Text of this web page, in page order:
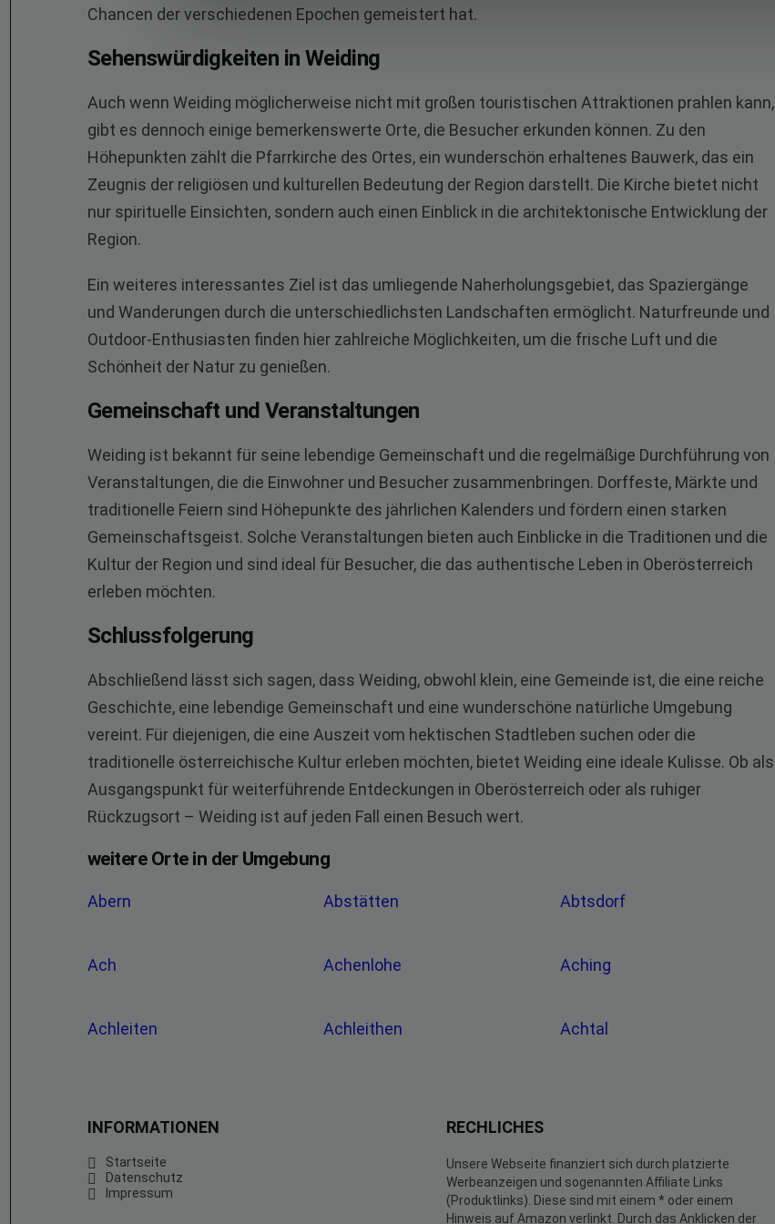
Chancen der verschiedenen Epochen gemeistert hat.
Sehenswürdigkeiten in Weiding
Auch wenn Weiding möglicherweise nicht mit großen touristischen Attraktionen prahlen kann,
gibt es dennoch einige bemerkenswerte Orte, die Besucher erkunden können. Zu den
Höhepunkten zählt die Pfarrkirche des Ortes, ein wunderschön erhaltenes Bauwerk, das ein
Zeugnis der religiösen und kulturellen Bedeutung der Region darstellt. Die Kirche bietet nicht
nur spirituelle Einsichten, sondern auch einen Einblick in die architektonische Entwicklung der
Region.
Ein weiteres interessantes Ziel ist das umliegende Naherholungsgebiet, das Spaziergänge
und Wanderungen durch die unterschiedlichsten Landschaften ermöglicht. Naturfreunde und
Outdoor-Enthusiasten finden hier zahlreiche Möglichkeiten, um die frische Luft und die
Schönheit der Natur zu genießen.
Gemeinschaft und Veranstaltungen
Weiding ist bekannt für seine lebendige Gemeinschaft und die regelmäßige Durchführung von
Veranstaltungen, die die Einwohner und Besucher zusammenbringen. Dorffeste, Märkte und
traditionelle Feiern sind Höhepunkte des jährlichen Kalenders und fördern einen starken
Gemeinschaftsgeist. Solche Veranstaltungen bieten auch Einblicke in die Traditionen und die
Kultur der Region und sind ideal für Besucher, die das authentische Leben in Oberösterreich
erleben möchten.
Schlussfolgerung
Abschließend lässt sich sagen, dass Weiding, obwohl klein, eine Gemeinde ist, die eine reiche
Geschichte, eine lebendige Gemeinschaft und eine wunderschöne natürliche Umgebung
vereint. Für diejenigen, die eine Auszeit vom hektischen Stadtleben suchen oder die
traditionelle österreichische Kultur erleben möchten, bietet Weiding eine ideale Kulisse. Ob als
Ausgangspunkt für weiterführende Entdeckungen in Oberösterreich oder als ruhiger
Rückzugsort – Weiding ist auf jeden Fall einen Besuch wert.
weitere Orte in der Umgebung
Abern Abstätten Abtsdorf
Ach Achenlohe Aching
Achleiten Achleithen Achtal
INFORMATIONEN
Startseite
Datenschutz
Impressum
RECHLICHES
Unsere Webseite finanziert sich durch platzierte
Werbeanzeigen und sogenannten Affiliate Links
(Produktlinks). Diese sind mit einem * oder einem
Hinweis auf Amazon verlinkt. Durch das Anklicken der